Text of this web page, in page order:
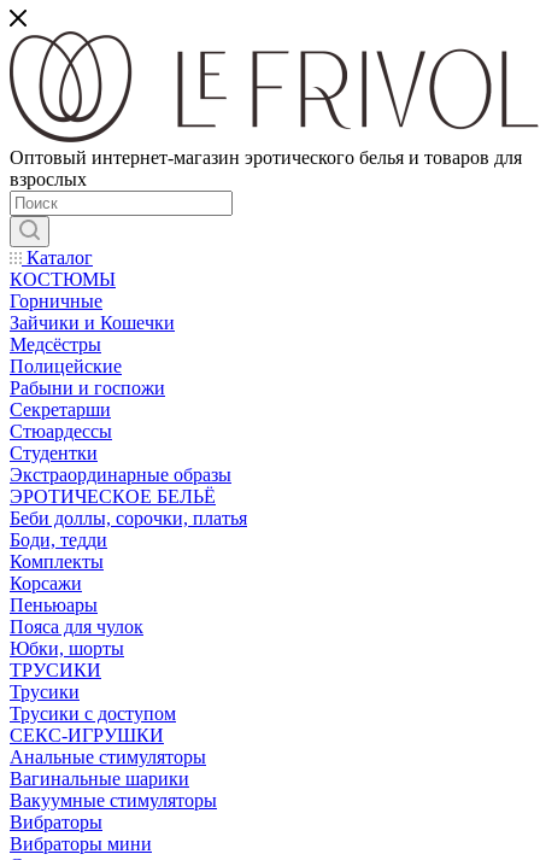
Оптовый интернет-магазин эротического белья и товаров для
взрослых
Каталог
КОСТЮМЫ
Горничные
Зайчики и Кошечки
Медсёстры
Полицейские
Рабыни и госпожи
Секретарши
Стюардессы
Студентки
Экстраординарные образы
ЭРОТИЧЕСКОЕ БЕЛЬЁ
Беби доллы, сорочки, платья
Боди, тедди
Комплекты
Корсажи
Пеньюары
Пояса для чулок
Юбки, шорты
ТРУСИКИ
Трусики
Трусики с доступом
СЕКС-ИГРУШКИ
Анальные стимуляторы
Вагинальные шарики
Вакуумные стимуляторы
Вибраторы
Вибраторы мини